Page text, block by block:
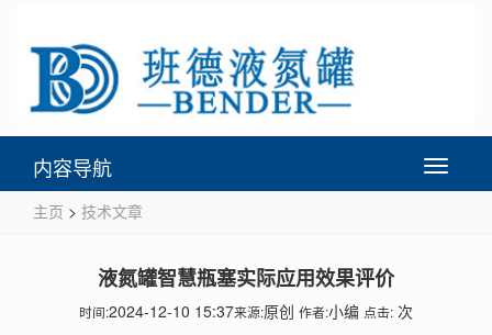
Toggle
内容导航
主页 > 技术文章
液氮罐智慧瓶塞实际应用效果评价
时间:2024-12-10 15:37来源:原创 作者:小编 点击: 次